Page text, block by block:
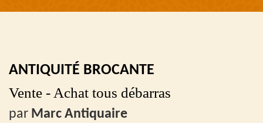
ANTIQUITÉ BROCANTE
Vente - Achat tous débarras
par Marc Antiquaire